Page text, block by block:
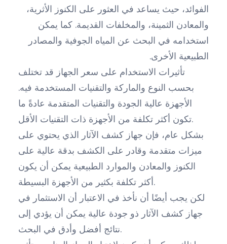
الفوائد، حيث يساعد في العثور على الكنوز الأثرية،
والمعادن الثمينة، والمخلفات القديمة. كما يمكن
استخدامه في البحث عن المياه الجوفية والمصادر
الطبيعية الأخرى.
تأثيرات الاستخدام على سعر الجهاز قد تختلف
بحسب النوع والماركة والتقنيات المستخدمة فيه.
الأجهزة عالية الجودة والتقنيات المتقدمة عادةً ما
تكون أكثر تكلفة من الأجهزة ذات التقنيات الأقل.
بشكل عام، فإن جهاز كشف الآثار الذي يحتوي على
ميزات متقدمة وقادر على الكشف بدقة عالية على
الكنوز والمعادن والموارد الطبيعية يمكن أن يكون
أكثر تكلفة بكثير من الأجهزة البسيطة.
لكن يجب أيضًا أن نأخذ في الاعتبار أن الاستثمار في
جهاز كشف الآثار ذو جودة عالية يمكن أن يؤدي إلى
نتائج أفضل وأدق في البحث.